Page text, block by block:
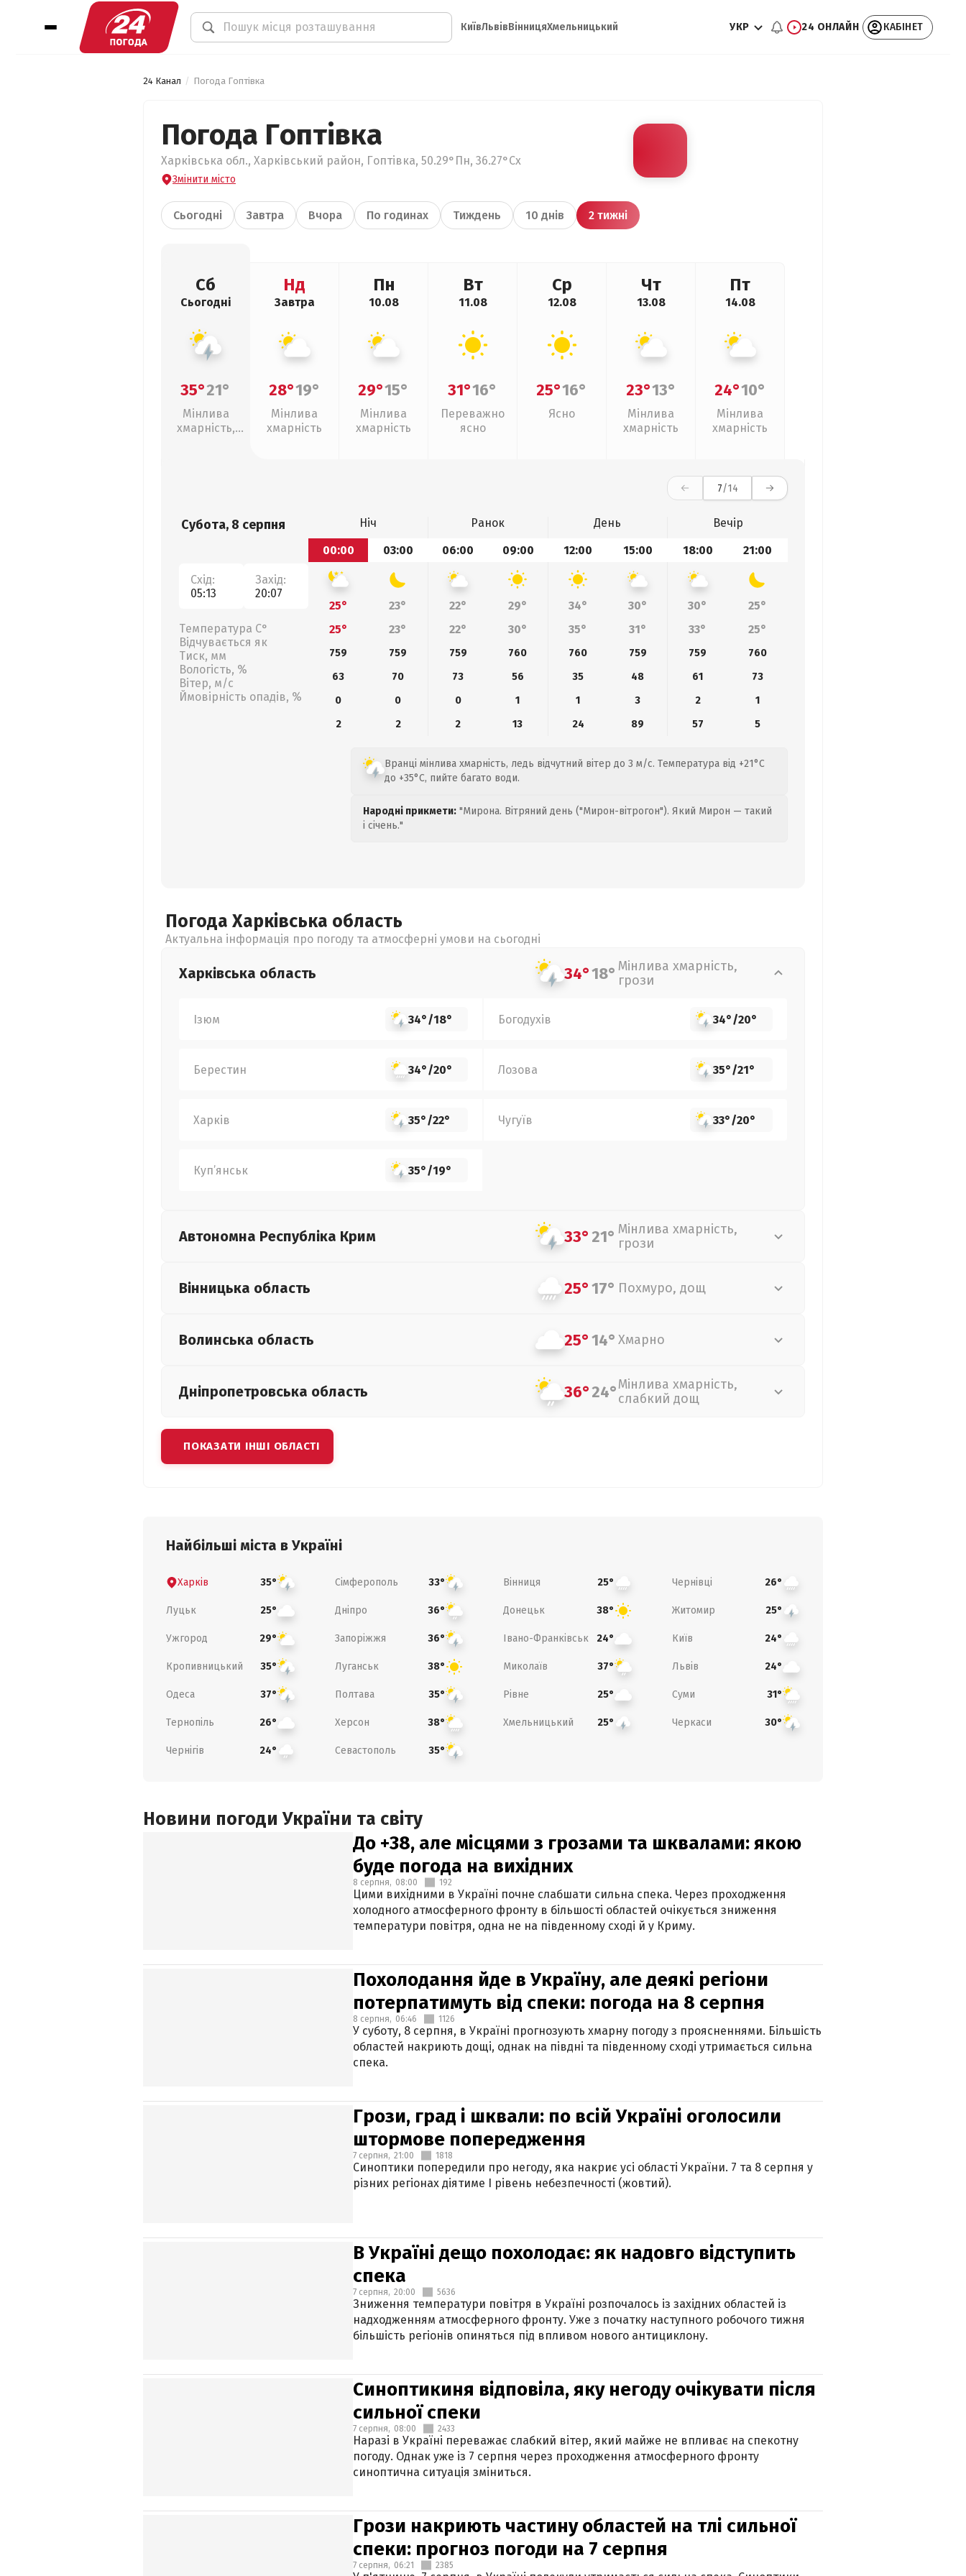
КиївЛьвівВінницяХмельницький УКР 24 ОНЛАЙН КАБІНЕТ
24 Канал Погода Гоптівка
Погода Гоптівка
Харківська обл., Харківський район, Гоптівка, 50.29°Пн, 36.27°Сх
Змінити місто
Сьогодні Завтра Вчора По годинах Тиждень 10 днів 2 тижні
Сб
Сьогодні
35°21°
Мінлива
хмарність,
Нд
Завтра
28°19°
Мінлива
хмарність
Пн
10.08
29°15°
Мінлива
хмарність
Вт
11.08
31°16°
Переважно
ясно
Ср
12.08
25°16°
Ясно
Чт
13.08
23°13°
Мінлива
хмарність
Пт
14.08
24°10°
Мінлива
хмарність
7/14
Субота, 8 серпня
Схід:
05:13
Захід:
20:07
Температура С°
Відчувається як
Тиск, мм
Вологість, %
Вітер, м/с
Ймовірність опадів, %
Ніч Ранок День
Вечір
00:00
03:00 06:00 09:00 12:00 15:00 18:00 21:00
25° 23° 22° 29° 34° 30° 30°
25°
25°
23° 22° 30° 35° 31° 33° 25°
759 759 759 760 760 759 759
760
63
70 73 56 35 48 61
73
0
0 0 1 1 3 2
1
2
2 2 13 24 89 57 5
Вранці мінлива хмарність, ледь відчутний вітер до 3 м/с. Температура від +21°C
до +35°C, пийте багато води.
Народні прикмети: "Мирона. Вітряний день ("Мирон-вітрогон"). Який Мирон — такий
і січень."
Погода Харківська область
Актуальна інформація про погоду та атмосферні умови на сьогодні
Харківська область 34°18° Мінлива хмарність,
грози
Ізюм 34°/18° Богодухів 34°/20°
Берестин 34°/20° Лозова 35°/21°
Харків 35°/22° Чугуїв 33°/20°
Куп’янськ 35°/19°
Автономна Республіка Крим 33°21° Мінлива хмарність,
грози
Вінницька область 25°17° Похмуро, дощ
Волинська область 25°14° Хмарно
Дніпропетровська область 36°24°Мінлива хмарність,
слабкий дощ
ПОКАЗАТИ ІНШІ ОБЛАСТІ
Найбільші міста в Україні
Харків 35° Сімферополь 33° Вінниця 25° Чернівці 26°
Луцьк 25° Дніпро 36° Донецьк 38° Житомир 25°
Ужгород 29° Запоріжжя 36° Івано-Франківськ 24° Київ 24°
Кропивницький 35° Луганськ 38° Миколаїв 37° Львів 24°
Одеса 37° Полтава 35° Рівне 25° Суми 31°
Тернопіль 26° Херсон 38° Хмельницький 25° Черкаси 30°
Чернігів 24° Севастополь 35°
Новини погоди України та світу
До +38, але місцями з грозами та шквалами: якою
буде погода на вихідних
8 серпня, 08:00 192
Цими вихідними в Україні почне слабшати сильна спека. Через проходження
холодного атмосферного фронту в більшості областей очікується зниження
температури повітря, одна не на південному сході й у Криму.
Похолодання йде в Україну, але деякі регіони
потерпатимуть від спеки: погода на 8 серпня
8 серпня, 06:46 1126
У суботу, 8 серпня, в Україні прогнозують хмарну погоду з проясненнями. Більшість
областей накриють дощі, однак на півдні та південному сході утримається сильна
спека.
Грози, град і шквали: по всій Україні оголосили
штормове попередження
7 серпня, 21:00 1818
Синоптики попередили про негоду, яка накриє усі області України. 7 та 8 серпня у
різних регіонах діятиме І рівень небезпечності (жовтий).
В Україні дещо похолодає: як надовго відступить
спека
7 серпня, 20:00 5636
Зниження температури повітря в Україні розпочалось із західних областей із
надходженням атмосферного фронту. Уже з початку наступного робочого тижня
більшість регіонів опиняться під впливом нового антициклону.
Синоптикиня відповіла, яку негоду очікувати після
сильної спеки
7 серпня, 08:00 2433
Наразі в Україні переважає слабкий вітер, який майже не впливає на спекотну
погоду. Однак уже із 7 серпня через проходження атмосферного фронту
синоптична ситуація зміниться.
Грози накриють частину областей на тлі сильної
спеки: прогноз погоди на 7 серпня
7 серпня, 06:21 2385